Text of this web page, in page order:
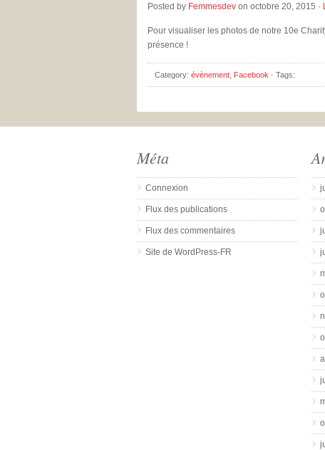
Posted by Femmesdev on octobre 20, 2015 ·
Pour visualiser les photos de notre 10e
présence !
Category: évènement Facebook · Tags:
Méta
Connexion
Flux des publications
Flux des commentaires
Site de WordPress-FR